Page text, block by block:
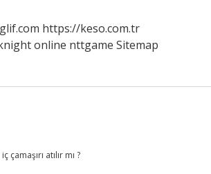
https://keso.com.tr
online nttgame Sitemap
atılır mı ?